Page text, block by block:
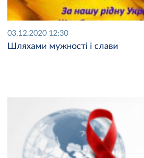
03.12.2020 12:30
Шляхами мужності і слави